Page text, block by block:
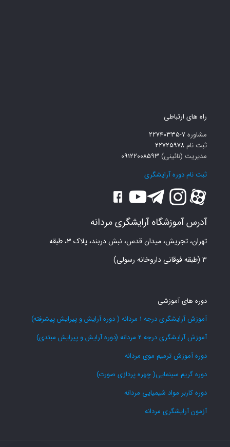
راه های ارتباطی
مشاوره۷-۲۲۷۴۰۳۳۵
ثبت نام ۲۲۷۲۵۹۷۸
مدیریت (نائینی) ۰۹۱۲۲۰۰۸۵۹۳
ثبت نام دوره آرایشگری
آدرس آموزشگاه آرایشگری مردانه
تهران، تجریش، میدان قدس، نبش دربند، پلاک ۳، طبقه
۳ (طبقه فوقانی داروخانه رسولی)
دوره های آموزشی
آموزش آرایشگری درجه 1 مردانه ( دوره آرایش و پیرایش پیشرفته)
آموزش آرایشگری درجه 2 مردانه (دوره آرایش و پیرایش مبتدی)
دوره آموزش ترمیم موی مردانه
دوره گریم سینمایی( چهره پردازی صورت)
دوره کاربر مواد شیمیایی مردانه
آزمون آرایشگری مردانه